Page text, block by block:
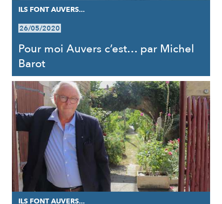
ILS FONT AUVERS...
26/05/2020
Pour moi Auvers c’est… par Michel
Barot
ILS FONT AUVERS...